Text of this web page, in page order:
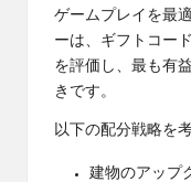
ゲームプレイを最
ーは、ギフトコー
を評価し、最も有
きです。
以下の配分戦略を
建物のアップ